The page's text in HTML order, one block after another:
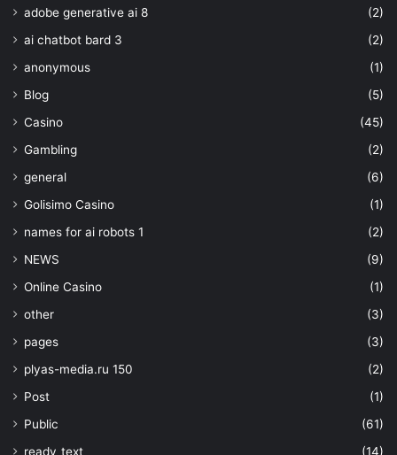
adobe generative ai 8
(2)
ai chatbot bard 3
(2)
anonymous
(1)
Blog
(5)
Casino
(45)
Gambling
(2)
general
(6)
Golisimo Casino
(1)
names for ai robots 1
(2)
NEWS
(9)
Online Casino
(1)
other
(3)
pages
(3)
plyas-media.ru 150
(2)
Post
(1)
Public
(61)
ready_text
(14)